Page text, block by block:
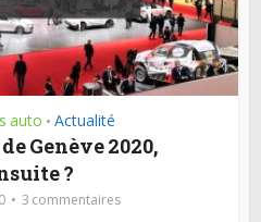
auto • Actualité
Genève 2020,
?
3 commentaires